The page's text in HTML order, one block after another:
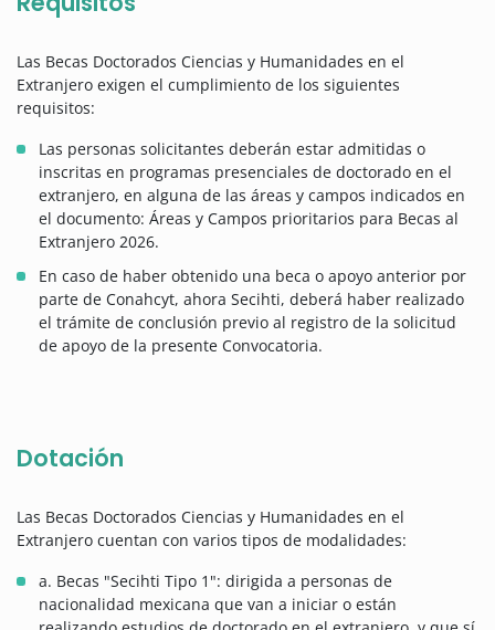
Las Becas Doctorados Ciencias y Humanidades en el
Extranjero exigen el cumplimiento de los siguientes
requisitos:
Las personas solicitantes deberán estar admitidas o
inscritas en programas presenciales de doctorado en el
extranjero, en alguna de las áreas y campos indicados en
el documento: Áreas y Campos prioritarios para Becas al
Extranjero 2026.
En caso de haber obtenido una beca o apoyo anterior por
parte de Conahcyt, ahora Secihti, deberá haber realizado
el trámite de conclusión previo al registro de la solicitud
de apoyo de la presente Convocatoria.
Dotación
Las Becas Doctorados Ciencias y Humanidades en el
Extranjero cuentan con varios tipos de modalidades:
a. Becas "Secihti Tipo 1": dirigida a personas de
nacionalidad mexicana que van a iniciar o están